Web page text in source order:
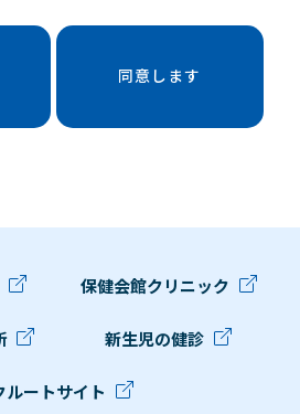
同意します
保健会館クリニック
新生児の健診
ルートサイト